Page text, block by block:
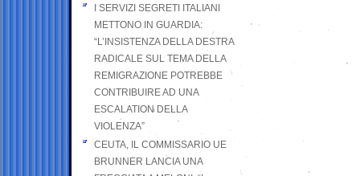
I SERVIZI SEGRETI ITALIANI
METTONO IN GUARDIA:
“L’INSISTENZA DELLA DESTRA
RADICALE SUL TEMA DELLA
REMIGRAZIONE POTREBBE
CONTRIBUIRE AD UNA
ESCALATION DELLA
VIOLENZA”
CEUTA, IL COMMISSARIO UE
BRUNNER LANCIA UNA